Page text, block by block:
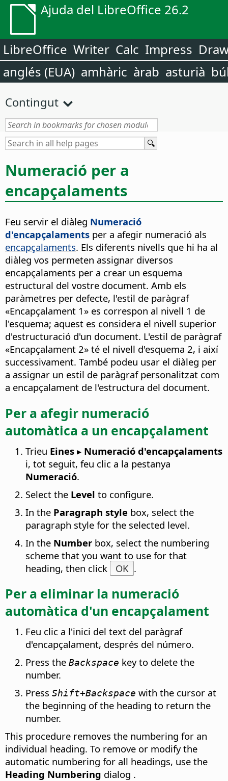
Ajuda del LibreOffice 26.2
LibreOffice Writer Calc Impress
anglés (EUA) amhàric àrab asturià
Contingut
Numeració per a
encapçalaments
Feu servir el diàleg Numeració
d'encapçalaments per a afegir numeració als
encapçalaments. Els diferents nivells que hi ha al
diàleg vos permeten assignar diversos
encapçalaments per a crear un esquema
estructural del vostre document. Amb els
paràmetres per defecte, l'estil de paràgraf
«Encapçalament 1» es correspon al nivell 1 de
l'esquema; aquest es considera el nivell superior
d'estructuració d'un document. L'estil de paràgraf
«Encapçalament 2» té el nivell d'esquema 2, i així
successivament. També podeu usar el diàleg per
a assignar un estil de paràgraf personalitzat com
a encapçalament de l'estructura del document.
Per a afegir numeració
automàtica a un encapçalament
Trieu Eines ▸ Numeració d'encapçalaments
i, tot seguit, feu clic a la pestanya
Numeració.
Select the Level to configure.
In the Paragraph style box, select the
paragraph style for the selected level.
In the Number box, select the numbering
scheme that you want to use for that
heading, then click
OK .
Per a eliminar la numeració
automàtica d'un encapçalament
Feu clic a l'inici del text del paràgraf
d'encapçalament, després del número.
Press the Backspace key to delete the
number.
Press Shift+Backspace with the cursor at
the beginning of the heading to return the
number.
This procedure removes the numbering for an
individual heading. To remove or modify the
automatic numbering for all headings, use the
Heading Numbering dialog .